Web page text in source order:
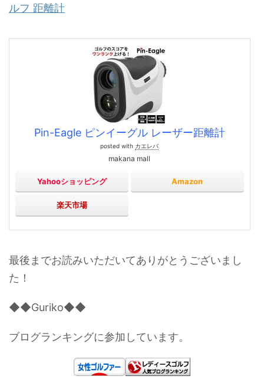
ルフ 距離計
Pin-Eagle ピンイーグル レーザー距離計
posted with カエレバ
makana mall
Yahooショッピング Amazon
楽天市場
最後までお読みいただいてありがとうございまし
た！
◆◆Guriko◆◆
ブログランキングに参加しています。